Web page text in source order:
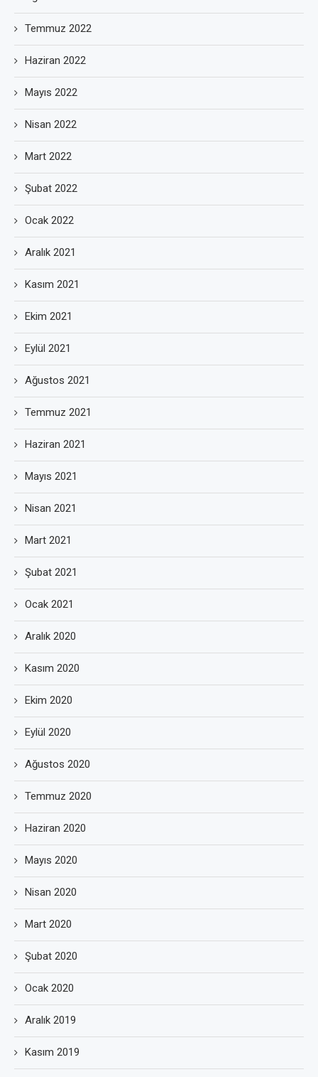
Temmuz 2022
Haziran 2022
Mayıs 2022
Nisan 2022
Mart 2022
Şubat 2022
Ocak 2022
Aralık 2021
Kasım 2021
Ekim 2021
Eylül 2021
Ağustos 2021
Temmuz 2021
Haziran 2021
Mayıs 2021
Nisan 2021
Mart 2021
Şubat 2021
Ocak 2021
Aralık 2020
Kasım 2020
Ekim 2020
Eylül 2020
Ağustos 2020
Temmuz 2020
Haziran 2020
Mayıs 2020
Nisan 2020
Mart 2020
Şubat 2020
Ocak 2020
Aralık 2019
Kasım 2019